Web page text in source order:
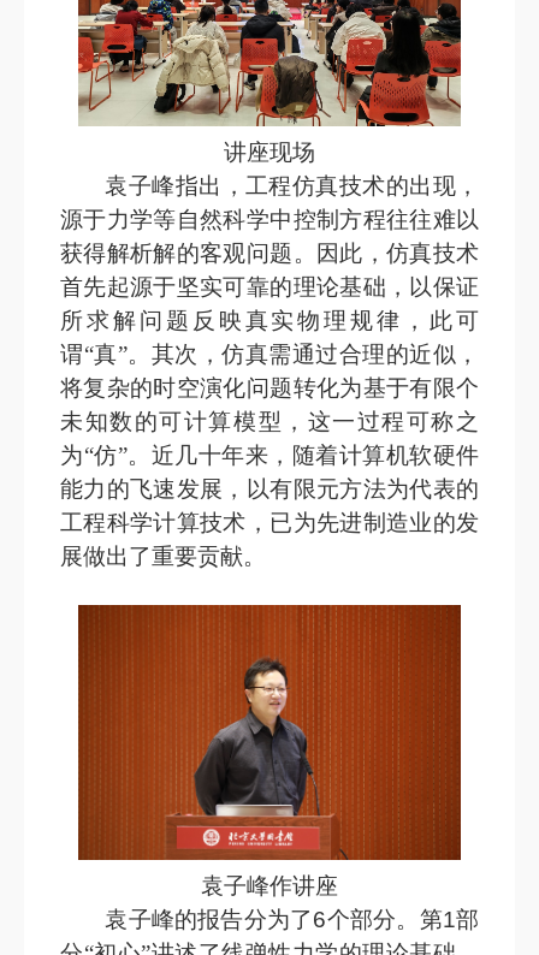
讲座现场
袁子峰指出，工程仿真技术的出现，
源于力学等自然科学中控制方程往往难以
获得解析解的客观问题。因此，仿真技术
首先起源于坚实可靠的理论基础，以保证
所求解问题反映真实物理规律，此可
谓“真”。其次，仿真需通过合理的近似，
将复杂的时空演化问题转化为基于有限个
未知数的可计算模型，这一过程可称之
为“仿”。近几十年来，随着计算机软硬件
能力的飞速发展，以有限元方法为代表的
工程科学计算技术，已为先进制造业的发
展做出了重要贡献。
袁子峰作讲座
袁子峰的报告分为了6个部分。第1部